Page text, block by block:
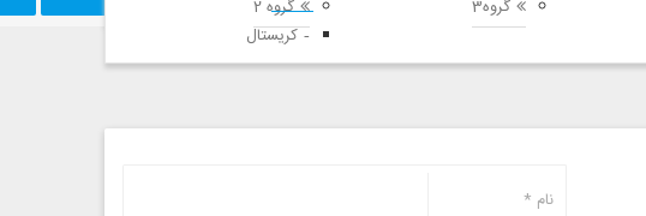
گروه 2
کریستال
گروه3
نام *